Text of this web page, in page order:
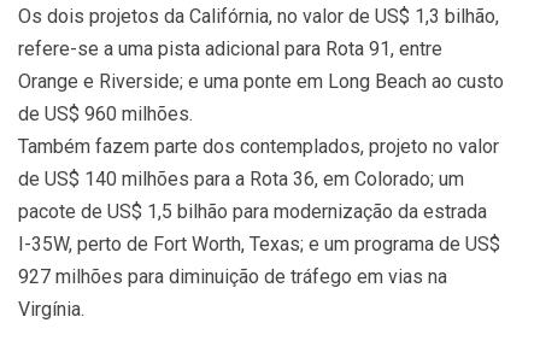
Os dois projetos da Califórnia, no valor de US$ 1,3 bilhão,
refere-se a uma pista adicional para Rota 91, entre
Orange e Riverside; e uma ponte em Long Beach ao custo
de US$ 960 milhões.
Também fazem parte dos contemplados, projeto no valor
de US$ 140 milhões para a Rota 36, em Colorado; um
pacote de US$ 1,5 bilhão para modernização da estrada
I-35W, perto de Fort Worth, Texas; e um programa de US$
927 milhões para diminuição de tráfego em vias na
Virgínia.